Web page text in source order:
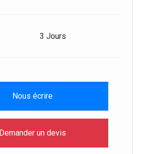
Détails
Fortinet FCNSA
Détails
3 Jours
Nous écrire
Demander un devis